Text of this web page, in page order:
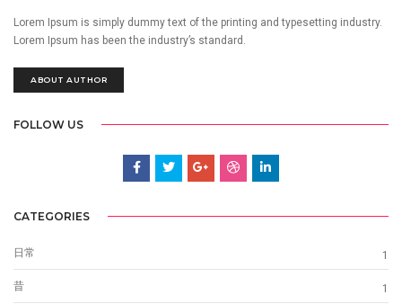
Lorem Ipsum is simply dummy text of the printing and typesetting industry.
Lorem Ipsum has been the industry’s standard.
ABOUT AUTHOR
FOLLOW US
CATEGORIES
日常 1
昔 1